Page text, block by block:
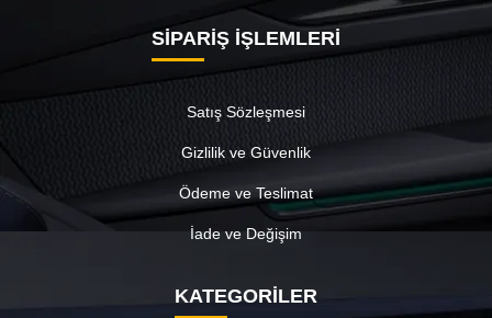
SİPARİŞ İŞLEMLERİ
Satış Sözleşmesi
Gizlilik ve Güvenlik
Ödeme ve Teslimat
İade ve Değişim
KATEGORİLER